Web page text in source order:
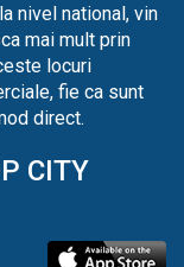
nivel national, vin
mai mult prin
locuri
fie ca sunt
direct.
CITY